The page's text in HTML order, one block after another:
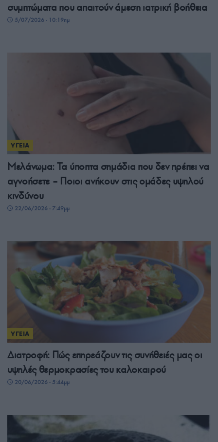
συμπτώματα που απαιτούν άμεση ιατρική βοήθεια
5/07/2026 - 10:19πμ
ΥΓΕΙΑ
Μελάνωμα: Τα ύποπτα σημάδια που δεν πρέπει να
αγνοήσετε – Ποιοι ανήκουν στις ομάδες υψηλού
κινδύνου
22/06/2026 - 7:49μμ
ΥΓΕΙΑ
Διατροφή: Πώς επηρεάζουν τις συνήθειές μας οι
υψηλές θερμοκρασίες του καλοκαιρού
20/06/2026 - 5:44μμ